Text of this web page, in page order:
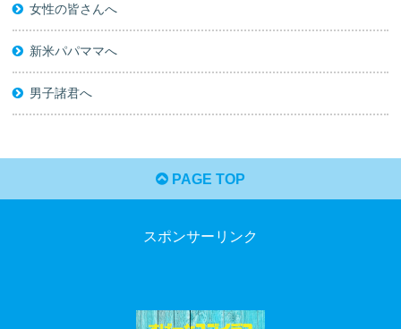
女性の皆さんへ
新米パパママへ
男子諸君へ
PAGE TOP
スポンサーリンク